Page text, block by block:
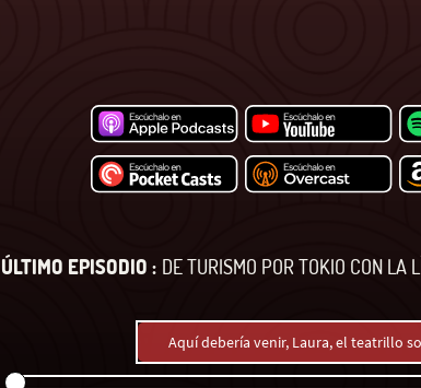
ÚLTIMO EPISODIO : DE TURISMO POR TOKIO CON LA
Aquí debería venir, Laura, el teatrillo